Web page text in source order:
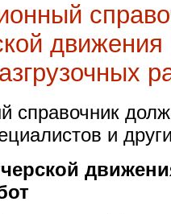
движения
справочник
и